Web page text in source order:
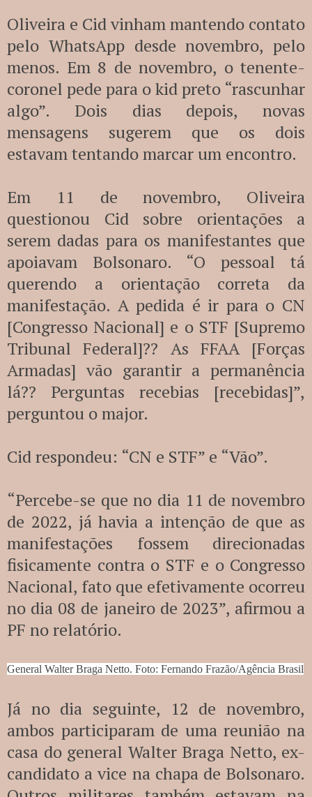
Oliveira e Cid vinham mantendo contato
pelo WhatsApp desde novembro, pelo
menos. Em 8 de novembro, o tenente-
coronel pede para o kid preto “rascunhar
algo”. Dois dias depois, novas
mensagens sugerem que os dois
estavam tentando marcar um encontro.
Em 11 de novembro, Oliveira
questionou Cid sobre orientações a
serem dadas para os manifestantes que
apoiavam Bolsonaro. “O pessoal tá
querendo a orientação correta da
manifestação. A pedida é ir para o CN
[Congresso Nacional] e o STF [Supremo
Tribunal Federal]?? As FFAA [Forças
Armadas] vão garantir a permanência
lá?? Perguntas recebias [recebidas]”,
perguntou o major.
Cid respondeu: “CN e STF” e “Vão”.
“Percebe-se que no dia 11 de novembro
de 2022, já havia a intenção de que as
manifestações fossem direcionadas
fisicamente contra o STF e o Congresso
Nacional, fato que efetivamente ocorreu
no dia 08 de janeiro de 2023”, afirmou a
PF no relatório.
General Walter Braga Netto. Foto: Fernando Frazão/Agência Brasil
Já no dia seguinte, 12 de novembro,
ambos participaram de uma reunião na
casa do general Walter Braga Netto, ex-
candidato a vice na chapa de Bolsonaro.